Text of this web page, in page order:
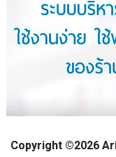
Copyright ©2026